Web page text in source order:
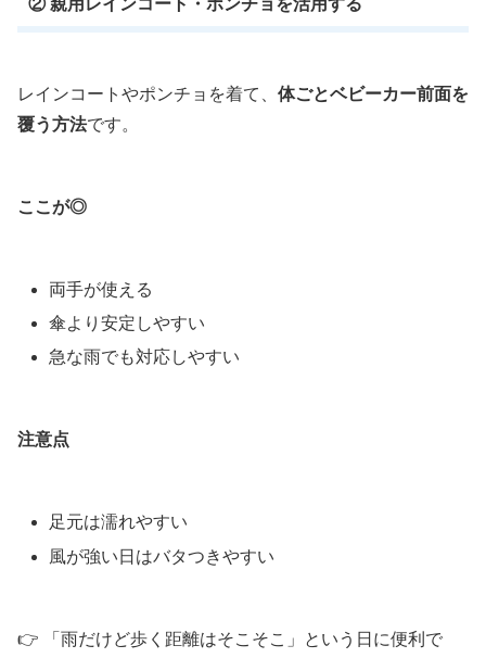
② 親用レインコート・ポンチョを活用する
レインコートやポンチョを着て、 体ごとベビーカー前面を
覆う方法です。
ここが◎
両手が使える
傘より安定しやすい
急な雨でも対応しやすい
注意点
足元は濡れやすい
風が強い日はバタつきやすい
👉 「雨だけど歩く距離はそこそこ」という日に便利で